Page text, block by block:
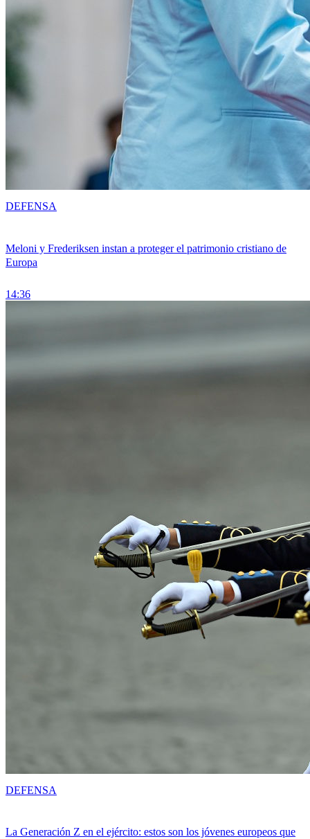
Meloni y Frederiksen instan a proteger el patrimonio cristiano de
Europa
14:36
DEFENSA
La Generación Z en el ejército: estos son los jóvenes europeos que
DEFENSA